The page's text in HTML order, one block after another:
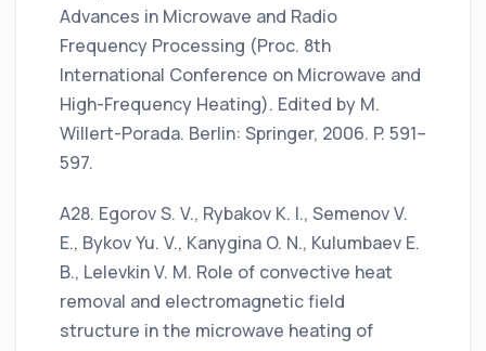
Advances in Microwave and Radio
Frequency Processing (Proc. 8th
International Conference on Microwave and
High-Frequency Heating). Edited by M.
Willert-Porada. Berlin: Springer, 2006. P. 591–
597.
А28. Egorov S. V., Rybakov K. I., Semenov V.
E., Bykov Yu. V., Kanygina O. N., Kulumbaev E.
B., Lelevkin V. M. Role of convective heat
removal and electromagnetic field
structure in the microwave heating of